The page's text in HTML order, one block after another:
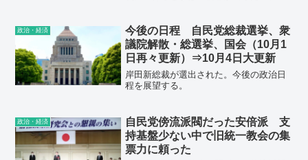
すみす“安定収入”を減らすような政策は取
りません」（政治ジャーナリスト）
政治・経済
今後の日程 自民党総裁選挙、衆
議院解散・総選挙、国会（10月1
日再々更新）⇒10月4日大更新
岸田新総裁が選出された。今後の政治日
程を展望する。
政治・経済
自民党傍流派閥だった安倍派 支
持基盤少ない中で旧統一教会の集
票力に頼った